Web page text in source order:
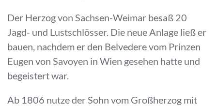
Der Herzog von Sachsen-Weimar besaß 20
Jagd- und Lustschlösser. Die neue Anlage ließ er
bauen, nachdem er den Belvedere vom Prinzen
Eugen von Savoyen in Wien gesehen hatte und
begeistert war.
Ab 1806 nutze der Sohn vom Großherzog mit